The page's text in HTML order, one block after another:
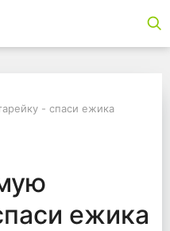
- спаси ежика
- спаси ежика
ежика